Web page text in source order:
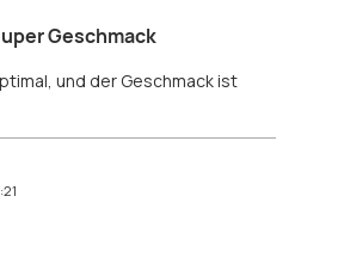
5 Sternen
Geschmack
und der Geschmack ist
5 Sternen